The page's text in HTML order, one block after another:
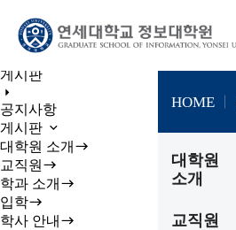
HOME
대학원
소개
교직원
Bulletin Board
게시판
공지사항
게시판
대학원 소개
교직원
학과 소개
입학
학사 안내